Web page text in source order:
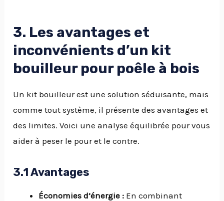
3. Les avantages et
inconvénients d’un kit
bouilleur pour poêle à bois
Un kit bouilleur est une solution séduisante, mais
comme tout système, il présente des avantages et
des limites. Voici une analyse équilibrée pour vous
aider à peser le pour et le contre.
3.1 Avantages
Économies d’énergie : En combinant